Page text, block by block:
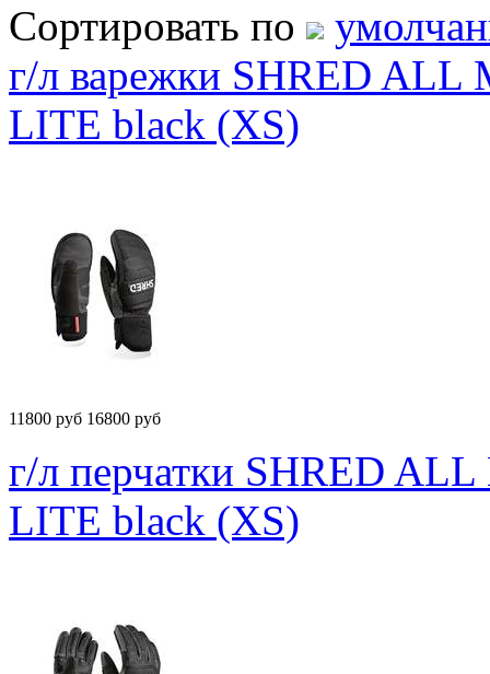
Сортировать по
г/л варежки SHRED
LITE black (XS)
11800 руб 16800 руб
г/л перчатки SHRED
LITE black (XS)